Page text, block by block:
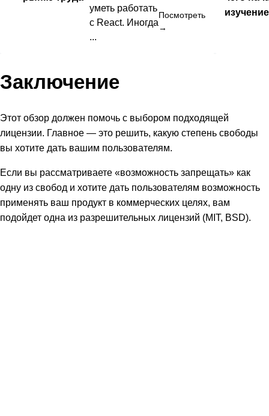
уметь работать
с React. Иногда
...
Посмотреть
→
изучение
Заключение
Этот обзор должен помочь с выбором подходящей
лицензии. Главное — это решить, какую степень свободы
вы хотите дать вашим пользователям.
Если вы рассматриваете «возможность запрещать» как
одну из свобод и хотите дать пользователям возможность
применять ваш продукт в коммерческих целях, вам
подойдет одна из разрешительных лицензий (MIT, BSD).